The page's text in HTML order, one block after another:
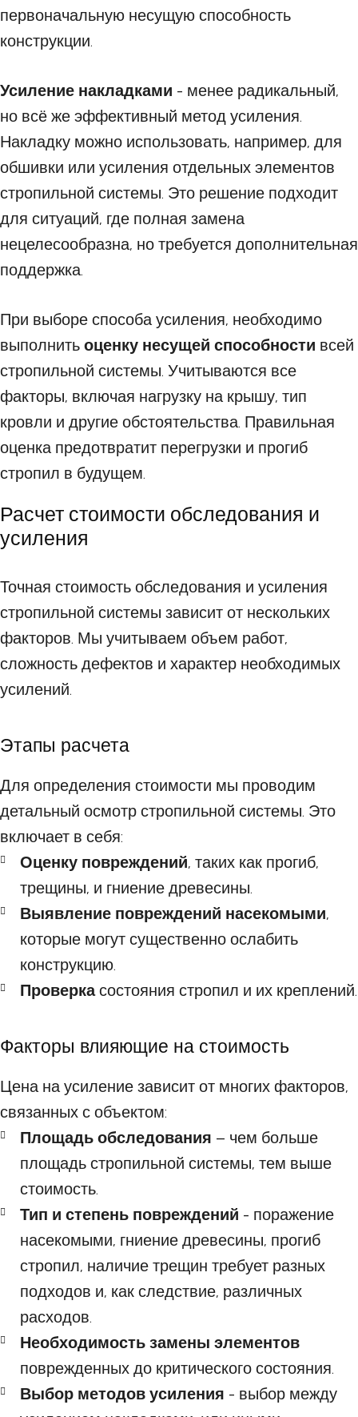
первоначальную несущую способность
конструкции.
Усиление накладками - менее радикальный,
но всё же эффективный метод усиления.
Накладку можно использовать, например, для
обшивки или усиления отдельных элементов
стропильной системы. Это решение подходит
для ситуаций, где полная замена
нецелесообразна, но требуется дополнительная
поддержка.
При выборе способа усиления, необходимо
выполнить оценку несущей способности всей
стропильной системы. Учитываются все
факторы, включая нагрузку на крышу, тип
кровли и другие обстоятельства. Правильная
оценка предотвратит перегрузки и прогиб
стропил в будущем.
Расчет стоимости обследования и
усиления
Точная стоимость обследования и усиления
стропильной системы зависит от нескольких
факторов. Мы учитываем объем работ,
сложность дефектов и характер необходимых
усилений.
Этапы расчета
Для определения стоимости мы проводим
детальный осмотр стропильной системы. Это
включает в себя:
Оценку повреждений, таких как прогиб,
трещины, и гниение древесины.
Выявление повреждений насекомыми,
которые могут существенно ослабить
конструкцию.
Проверкасостояния стропил и их креплений.
Факторы влияющие на стоимость
Цена на усиление зависит от многих факторов,
связанных с объектом:
Площадь обследования – чем больше
площадь стропильной системы, тем выше
стоимость.
Тип и степень повреждений - поражение
насекомыми, гниение древесины, прогиб
стропил, наличие трещин требует разных
подходов и, как следствие, различных
расходов.
Необходимость замены элементов
поврежденных до критического состояния.
Выбор методов усиления - выбор между